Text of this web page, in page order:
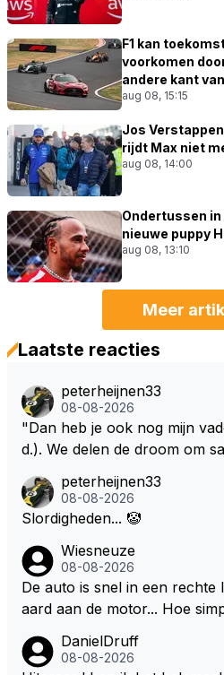
F1 kan
voorkomen
andere kant
aug 08, 15:15
Jos
rijdt Max niet
aug 08, 14:00
Ondertussen
nieuwe puppy
aug 08, 13:10
Meer
Laatste reacties
peterheijnen33
08-08-2026
"Dan heb je ook nog mijn
d.). We delen de droom om
out die droom met Kimi en
peterheijnen33
08-08-2026
Slordigheden... 🤡
Wiesneuze
08-08-2026
De auto is snel in een rechte
aard aan de motor... Hoe
rstand ontzettend belangrijk.
DanielDruff
08-08-2026